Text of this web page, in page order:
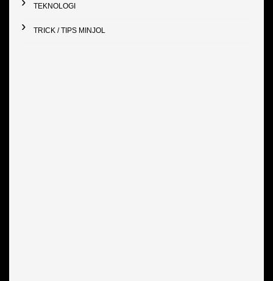
TEKNOLOGI
TRICK / TIPS MINJOL